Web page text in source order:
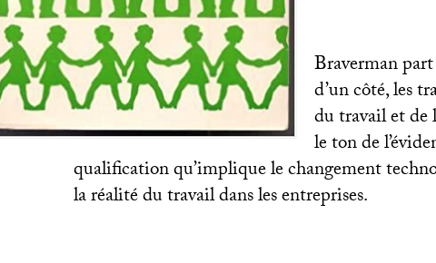
Braverman
d’un côté, les
du travail et de
le ton de
qualification qu’implique le changement
la réalité du travail dans les entreprises.